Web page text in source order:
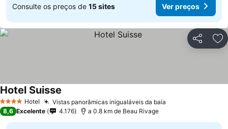
Consulte os preços de 15 sites Ver preços
Partilhar
4 EstrelasHotel Vistas panorâmicas inigualáveis da baía
Hotel Suisse
8,6 Excelente 4.176 a 0.8 km de Beau Rivage